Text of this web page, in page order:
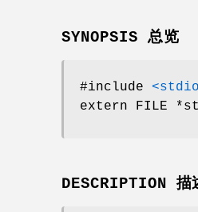
SYNOPSIS 总览
#include
extern FILE
DESCRIPTION 描